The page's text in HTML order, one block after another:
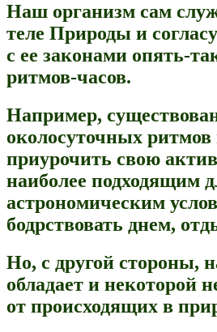
Наш организм сам
теле Природы и
с ее законами опять-
ритмов-часов.
Например,
околосуточных ритмов
приурочить свою
наиболее подходящим
астрономическим
бодрствовать днем,
Но, с другой стороны,
обладает и некоторой
от происходящих в